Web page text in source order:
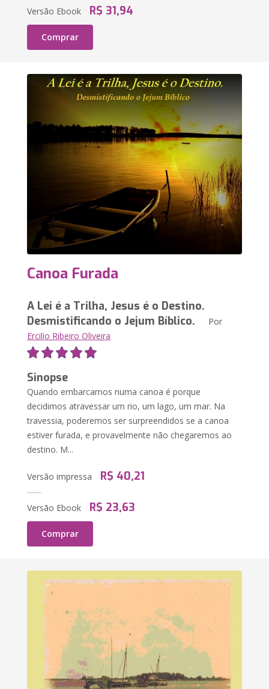
Versão Ebook R$ 31,94
Comprar
Canoa Furada
A Lei é a Trilha, Jesus é o Destino.
Desmistificando o Jejum Bíblico. Por
Ercilio Ribeiro Oliveira
Sinopse
Quando embarcamos numa canoa é porque
decidimos atravessar um rio, um lago, um mar. Na
travessia, poderemos ser surpreendidos se a canoa
estiver furada, e provavelmente não chegaremos ao
destino. M...
Versão impressa R$ 40,21
Versão Ebook R$ 23,63
Comprar